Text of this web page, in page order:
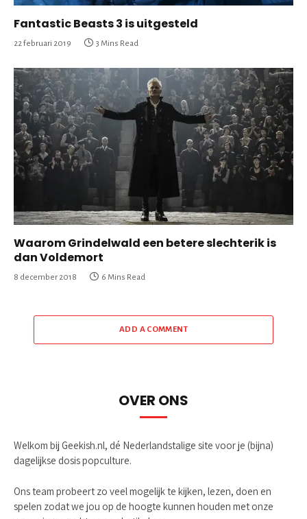
Fantastic Beasts 3 is uitgesteld
22 februari 2019 3 Mins Read
Waarom Grindelwald een betere slechterik is
dan Voldemort
8 december 2018 6 Mins Read
ADD A COMMENT
OVER ONS
Welkom bij Geekish.nl, dé Nederlandstalige site voor je (bijna)
dagelijkse dosis popculture.
Ons team probeert zo veel mogelijk te kijken, lezen, doen en
spelen zodat we jou op de hoogte kunnen houden met onze